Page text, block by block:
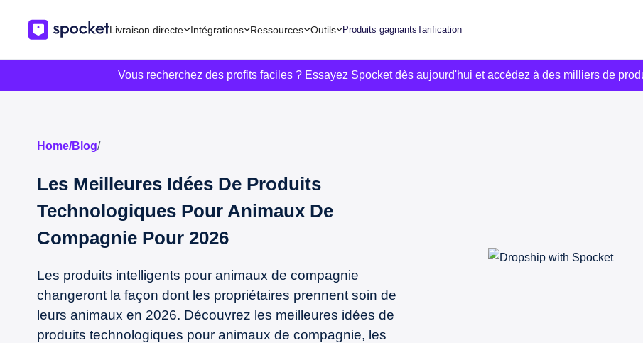
Livraison directe Intégrations Ressources Outils Produits gagnantsTarification
Vous recherchez des profits faciles ? Essayez Spocket dès aujourd'hui et accédez à des milliers de
Home/Blog/
Les Meilleures Idées De Produits
Technologiques Pour Animaux De
Compagnie Pour 2026
Les produits intelligents pour animaux de compagnie
changeront la façon dont les propriétaires prennent soin de
leurs animaux en 2026. Découvrez les meilleures idées de
produits technologiques pour animaux de compagnie, les